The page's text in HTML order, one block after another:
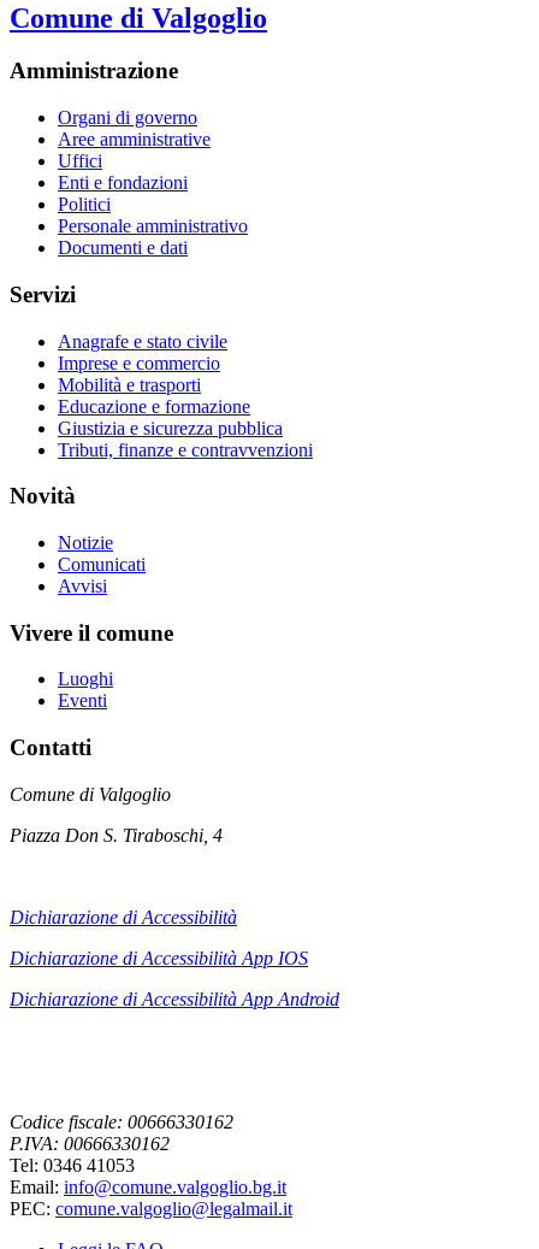
Comune di Valgoglio
Amministrazione
Organi di governo
Aree amministrative
Uffici
Enti e fondazioni
Politici
Personale amministrativo
Documenti e dati
Servizi
Anagrafe e stato civile
Imprese e commercio
Mobilità e trasporti
Educazione e formazione
Giustizia e sicurezza pubblica
Tributi, finanze e contravvenzioni
Novità
Notizie
Comunicati
Avvisi
Vivere il comune
Luoghi
Eventi
Contatti
Comune di Valgoglio
Piazza Don S. Tiraboschi, 4
Dichiarazione di Accessibilità
Dichiarazione di Accessibilità App IOS
Dichiarazione di Accessibilità App Android
Codice fiscale: 00666330162
P.IVA: 00666330162
Tel: 0346 41053
Email: info@comune.valgoglio.bg.it
PEC: comune.valgoglio@legalmail.it